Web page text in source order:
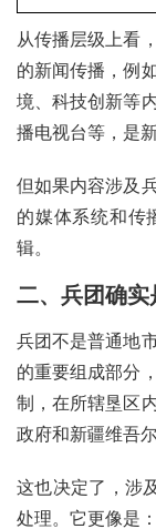
从传播层级上看
的新闻传播，例
境、科技创新等
播电视台等，是
但如果内容涉及
的媒体系统和传
辑。
二、兵团确
兵团不是普通地
的重要组成部分
制，在所辖垦区
政府和新疆维吾
这也决定了，涉
处理。它更像是：